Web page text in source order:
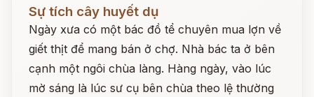
Sự tích cây huyết dụ
Ngày xưa có một bác đồ tể chuyên mua lợn về
giết thịt để mang bán ở chợ. Nhà bác ta ở bên
cạnh một ngôi chùa làng. Hàng ngày, vào lúc
mờ sáng là lúc sư cụ bên chùa theo lệ thường